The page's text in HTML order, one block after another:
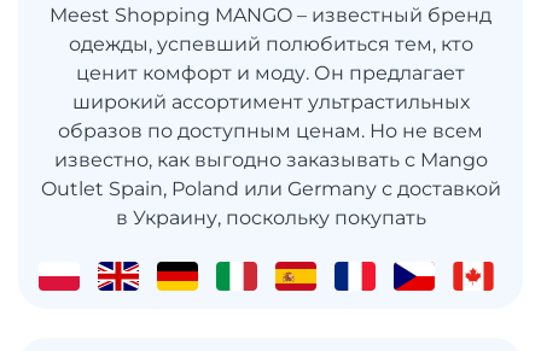
Meest Shopping MANGO – известный бренд
одежды, успевший полюбиться тем, кто
ценит комфорт и моду. Он предлагает
широкий ассортимент ультрастильных
образов по доступным ценам. Но не всем
известно, как выгодно заказывать с Mango
Outlet Spain, Poland или Germany с доставкой
в ​​Украину, поскольку покупать